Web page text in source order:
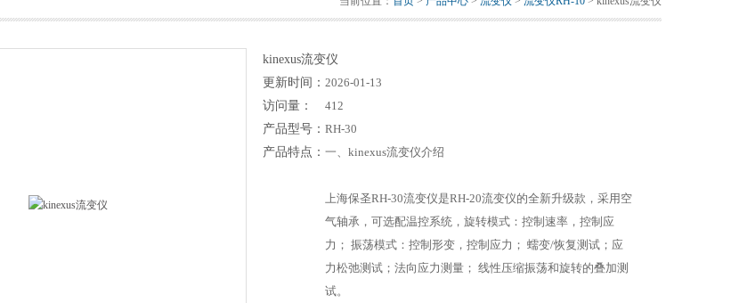
kinexus流变仪
更新时间： 2026-01-13
访问量：
412
产品型号： RH-30
产品特点： 一、kinexus流变仪介绍
上海保圣RH-30流变仪是RH-20流变仪的全新升级款，采用空
气轴承，可选配温控系统，旋转模式：控制速率，控制应
力； 振荡模式：控制形变，控制应力； 蠕变/恢复测试；应
力松弛测试；法向应力测量； 线性压缩振荡和旋转的叠加测
试。